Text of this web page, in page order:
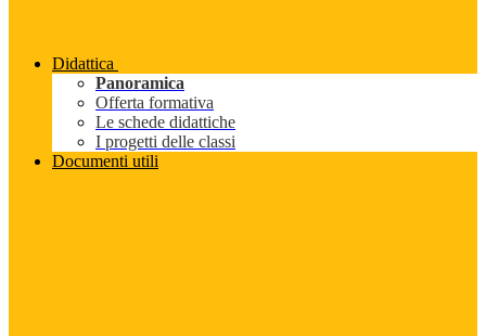
Didattica
Panoramica
Offerta formativa
Le schede didattiche
I progetti delle classi
Documenti utili